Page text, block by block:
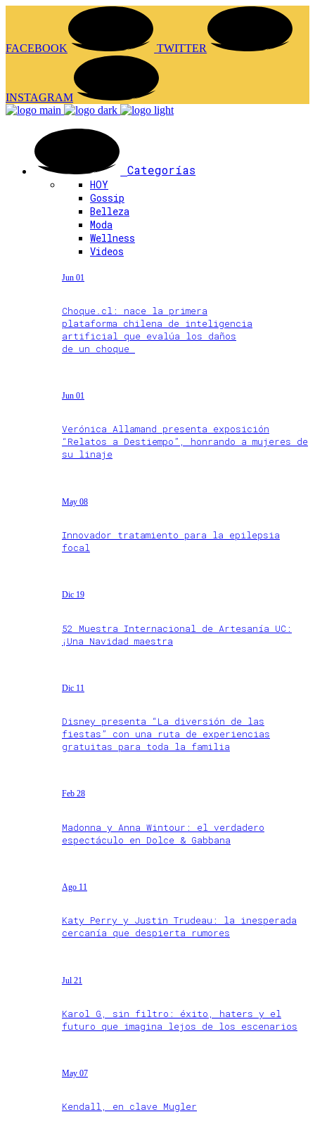
FACEBOOK TWITTER
INSTAGRAM
Categorías
HOY
Gossip
Belleza
Moda
Wellness
Videos
Jun 01
Choque.cl: nace la primera
plataforma chilena de inteligencia
artificial que evalúa los daños
de un choque
Jun 01
Verónica Allamand presenta exposición
“Relatos a Destiempo”, honrando a mujeres de
su linaje
May 08
Innovador tratamiento para la epilepsia
focal
Dic 19
52 Muestra Internacional de Artesanía UC:
¡Una Navidad maestra
Dic 11
Disney presenta “La diversión de las
fiestas” con una ruta de experiencias
gratuitas para toda la familia
Feb 28
Madonna y Anna Wintour: el verdadero
espectáculo en Dolce & Gabbana
Ago 11
Katy Perry y Justin Trudeau: la inesperada
cercanía que despierta rumores
Jul 21
Karol G, sin filtro: éxito, haters y el
futuro que imagina lejos de los escenarios
May 07
Kendall, en clave Mugler